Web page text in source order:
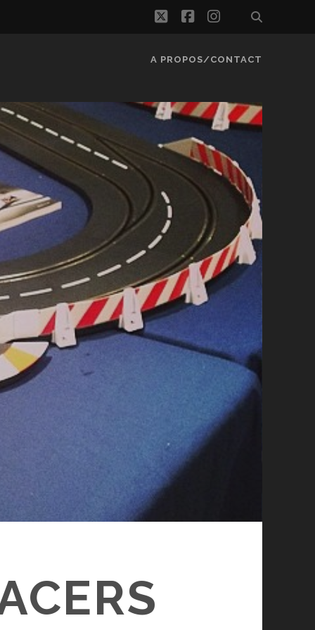
twitterfacebook
instagram
A PROPOS/CONTACT